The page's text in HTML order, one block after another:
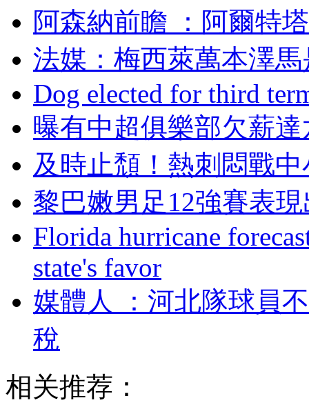
阿森納前瞻 ：阿爾
法媒 ：梅西萊萬本
Dog elected for third
曝有中超俱樂部欠薪
及時止頹！熱刺悶
黎巴嫩男足12強賽表
Florida hurricane
state's favor
媒體人 ：河北隊球
稅
相关推荐：